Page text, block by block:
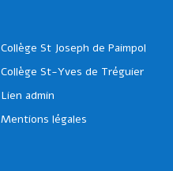
Collège St Joseph de Paimpol
Collège St-Yves de Tréguier
Lien admin
Mentions légales